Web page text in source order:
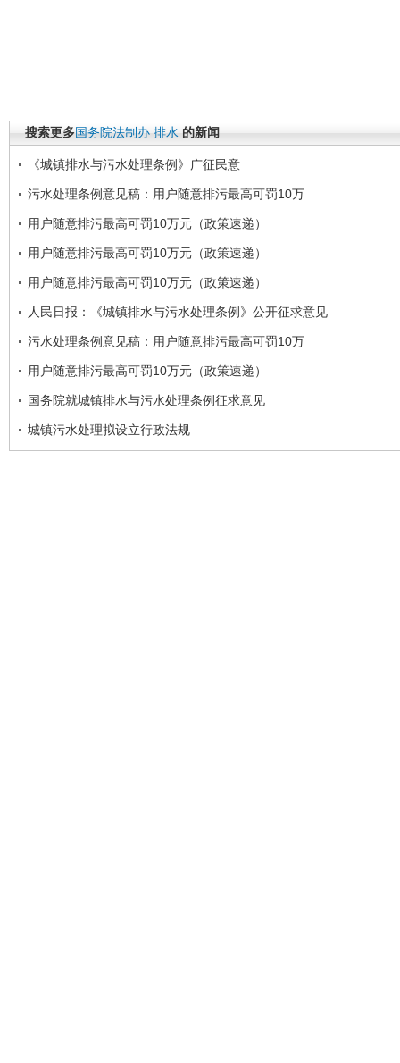
搜索更多国务院法制办 排水 的新闻
《城镇排水与污水处理条例》广征民意
污水处理条例意见稿：用户随意排污最高可罚10万
用户随意排污最高可罚10万元（政策速递）
用户随意排污最高可罚10万元（政策速递）
用户随意排污最高可罚10万元（政策速递）
人民日报：《城镇排水与污水处理条例》公开征求意见
污水处理条例意见稿：用户随意排污最高可罚10万
用户随意排污最高可罚10万元（政策速递）
国务院就城镇排水与污水处理条例征求意见
城镇污水处理拟设立行政法规